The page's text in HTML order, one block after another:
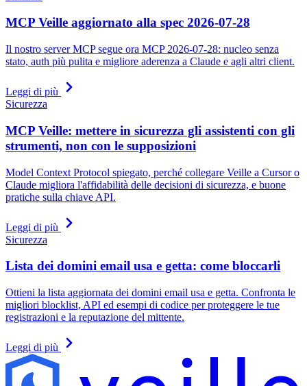
MCP Veille aggiornato alla spec 2026-07-28
Il nostro server MCP segue ora MCP 2026-07-28: nucleo senza
stato, auth più pulita e migliore aderenza a Claude e agli altri client.
Leggi di più
Sicurezza
MCP Veille: mettere in sicurezza gli assistenti con gli
strumenti, non con le supposizioni
Model Context Protocol spiegato, perché collegare Veille a Cursor o
Claude migliora l'affidabilità delle decisioni di sicurezza, e buone
pratiche sulla chiave API.
Leggi di più
Sicurezza
Lista dei domini email usa e getta: come bloccarli
Ottieni la lista aggiornata dei domini email usa e getta. Confronta le
migliori blocklist, API ed esempi di codice per proteggere le tue
registrazioni e la reputazione del mittente.
Leggi di più